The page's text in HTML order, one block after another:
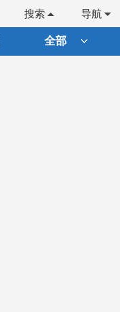
导航
搜索
全部